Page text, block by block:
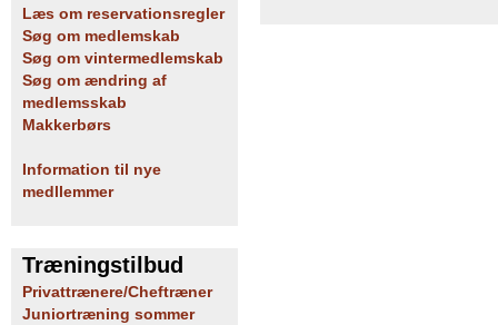
Læs om reservationsregler
Søg om medlemskab
Søg om vintermedlemskab
Søg om ændring af
medlemsskab
Makkerbørs
Information til nye
medllemmer
Træningstilbud
Privattrænere/Cheftræner
Juniortræning sommer